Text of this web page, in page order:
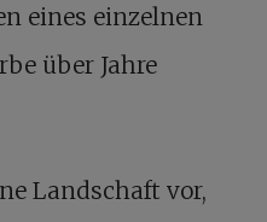
eines einzelnen
über Jahre
Landschaft vor,